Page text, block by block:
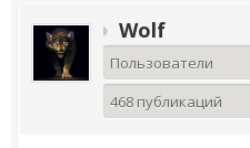
Wolf
Пользователи
468 публикаций